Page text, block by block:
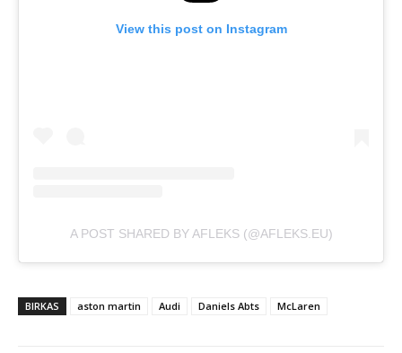
View this post on Instagram
A POST SHARED BY AFLEKS (@AFLEKS.EU)
BIRKAS aston martin Audi Daniels Abts McLaren